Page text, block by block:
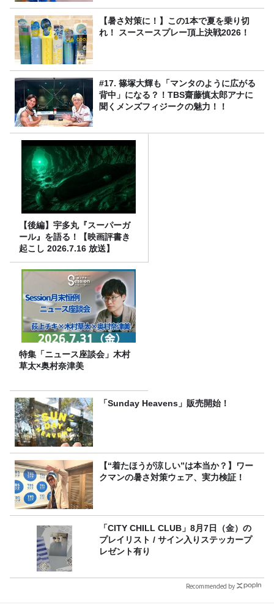
【暑さ対策に！】この1本で夏を乗り切
れ！ スースースプレー頂上決戦2026！
#17. 篠塚大輝も「マンタのように広がる
背中」になる？！TBS齋藤慎太郎アナに
聞くメンズフィジークの魅力！！
【後編】宇多丸『スーパーガ
ール』を語る！【映画評書き
起こし 2026.7.16 放送】
特集「ニュース座談会」木村
草太×奥村奈津美
「Sunday Heavens」販売開始！
【“着たほうが涼しい”は本当か？】ワー
クマンの暑さ対策ウェア、実力検証！
「CITY CHILL CLUB」8月7日（金）の
プレイリスト / サイン入りステッカープ
レゼント有り
Recommended by